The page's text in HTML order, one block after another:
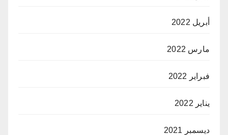
أبريل 2022
مارس 2022
فبراير 2022
يناير 2022
ديسمبر 2021